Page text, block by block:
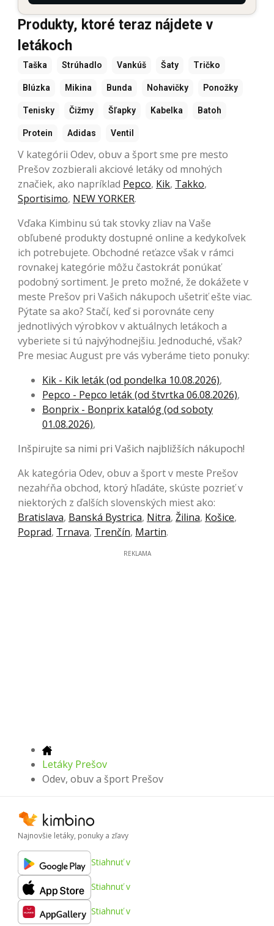
Produkty, ktoré teraz nájdete v
letákoch
Taška Strúhadlo Vankúš Šaty Tričko
Blúzka Mikina Bunda Nohavičky Ponožky
Tenisky Čižmy Šľapky Kabelka Batoh
Protein Adidas Ventil
V kategórii Odev, obuv a šport sme pre mesto
Prešov zozbierali akciové letáky od mnohých
značiek, ako napríklad Pepco, Kik, Takko,
Sportisimo, NEW YORKER.
Vďaka Kimbinu sú tak stovky zliav na Vaše
obľubené produkty dostupné online a kedykoľvek
ich potrebujete. Obchodné reťazce však v rámci
rovnakej kategórie môžu častokrát ponúkať
podobný sortiment. Je preto možné, že dokážete v
meste Prešov pri Vašich nákupoch ušetriť ešte viac.
Pýtate sa ako? Stačí, keď si porovnáte ceny
jednotlivých výrobkov v aktuálnych letákoch a
vyberiete si tú najvýhodnejšiu. Jednoduché, však?
Pre mesiac August pre vás vyberáme tieto ponuky:
Kik - Kik leták (od pondelka 10.08.2026),
Pepco - Pepco leták (od štvrtka 06.08.2026),
Bonprix - Bonprix katalóg (od soboty
01.08.2026),
Inšpirujte sa nimi pri Vašich najbližších nákupoch!
Ak kategória Odev, obuv a šport v meste Prešov
nezahŕňa obchod, ktorý hľadáte, skúste pozrieť v
niektorých z ďalších slovenských miest ako:
Bratislava, Banská Bystrica, Nitra, Žilina, Košice,
Poprad, Trnava, Trenčín, Martin.
REKLAMA
Letáky Prešov
Odev, obuv a šport Prešov
Najnovšie letáky, ponuky a zľavy
Stiahnuť v
Stiahnuť v
Stiahnuť v